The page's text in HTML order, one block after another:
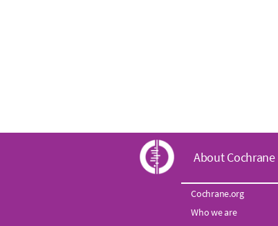
C
o
About Cochrane
Cochrane.org
Who we are